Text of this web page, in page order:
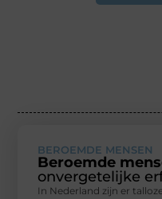
BEROEMDE MENSEN
Beroemde
onvergetelijke
In Nederland zijn er